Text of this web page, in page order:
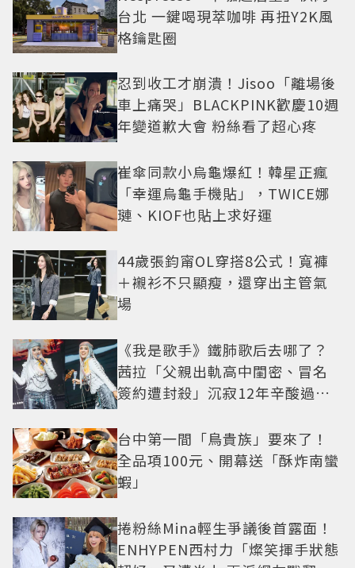
台北 一鍵喝現萃咖啡 再扭Y2K風
格鑰匙圈
忍到收工才崩潰！Jisoo「離場後
車上痛哭」BLACKPINK歡慶10週
年變道歉大會 粉絲看了超心疼
崔傘同款小烏龜爆紅！韓星正瘋
「幸運烏龜手機貼」，TWICE娜
璉、KIOF也貼上求好運
44歲張鈞甯OL穿搭8公式！寬褲
＋襯衫不只顯瘦，還穿出主管氣
場
《我是歌手》鐵肺歌后去哪了？
茜拉「父親出軌高中閨密、冒名
簽約遭封殺」沉寂12年辛酸過往
台中第一間「鳥貴族」要來了！
全品項100元、開幕送「酥炸南蠻
蝦」
捲粉絲Mina輕生爭議後首露面！
ENHYPEN西村力「燦笑揮手狀態